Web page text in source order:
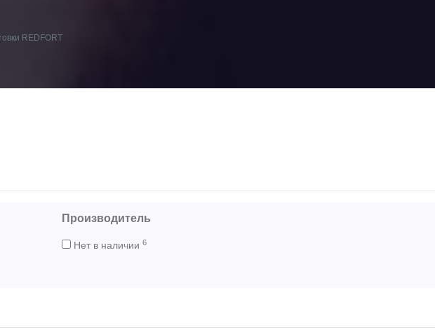
REDFORT
Производитель
Нет в наличии 6